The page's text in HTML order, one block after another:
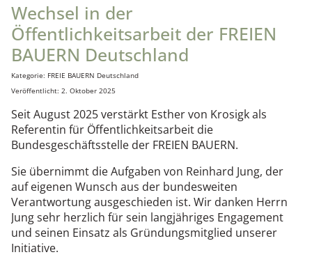
Wechsel in der
Öffentlichkeitsarbeit der FREIEN
BAUERN Deutschland
Details
Kategorie: FREIE BAUERN Deutschland
Veröffentlicht: 2. Oktober 2025
Seit August 2025 verstärkt Esther von Krosigk als
Referentin für Öffentlichkeitsarbeit die
Bundesgeschäftsstelle der FREIEN BAUERN.
Sie übernimmt die Aufgaben von Reinhard Jung, der
auf eigenen Wunsch aus der bundesweiten
Verantwortung ausgeschieden ist. Wir danken Herrn
Jung sehr herzlich für sein langjähriges Engagement
und seinen Einsatz als Gründungsmitglied unserer
Initiative.